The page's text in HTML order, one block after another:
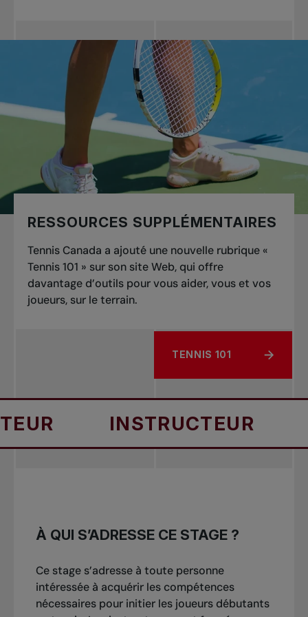
Veuillez consulter le
connaître les dates et les lieux des prochaines
formations.
RESSOURCES SUPPLÉMENTAIRES
Tennis Canada a ajouté une nouvelle rubrique «
Tennis 101 » sur son site Web, qui offre
davantage d’outils pour vous aider, vous et vos
joueurs, sur le terrain.
TENNIS 101
À PROPOS DE
INSTRUCTEUR
À QUI S’ADRESSE CE STAGE ?
Ce stage s’adresse à toute personne
intéressée à acquérir les compétences
nécessaires pour initier les joueurs débutants